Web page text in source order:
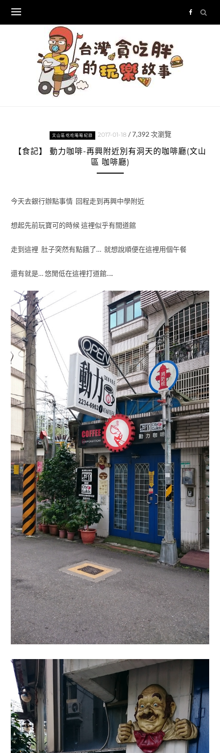
content
文山區吃吃喝喝紀錄 2017-01-18 /7,392次瀏覽
【食記】 動力咖啡-再興附近別有洞天的咖啡廳(文山
區 咖啡廳)
今天去銀行辦點事情 回程走到再興中學附近
想起先前玩寶可的時候 這裡似乎有間道館
走到這裡 肚子突然有點餓了… 就想說順便在這裡用個午餐
還有就是… 悠閒低在這裡打道館….